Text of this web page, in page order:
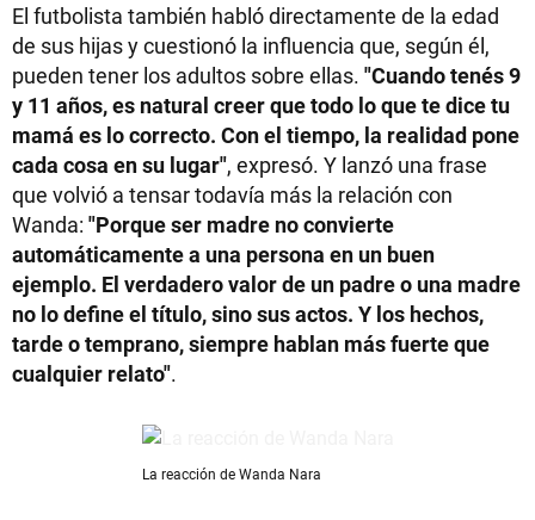
El futbolista también habló directamente de la edad
de sus hijas y cuestionó la influencia que, según él,
pueden tener los adultos sobre ellas. "Cuando tenés 9
y 11 años, es natural creer que todo lo que te dice tu
mamá es lo correcto. Con el tiempo, la realidad pone
cada cosa en su lugar", expresó. Y lanzó una frase
que volvió a tensar todavía más la relación con
Wanda: "Porque ser madre no convierte
automáticamente a una persona en un buen
ejemplo. El verdadero valor de un padre o una madre
no lo define el título, sino sus actos. Y los hechos,
tarde o temprano, siempre hablan más fuerte que
cualquier relato".
La reacción de Wanda Nara